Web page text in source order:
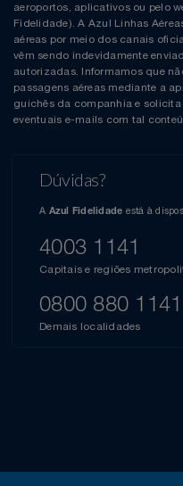
aeroportos, aplicativos ou pelo
Fidelidade). A Azul Linhas
aéreas por meio dos canais
vêm sendo indevidamente
autorizadas. Informamos que
passagens aéreas mediante a
guichês da companhia e
eventuais e-mails com tal
Dúvidas?
A Azul Fidelidade está à
4003 1141
Capitais e regiões
0800 880 1141
Demais localidades